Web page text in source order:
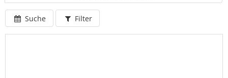
Suche Filter